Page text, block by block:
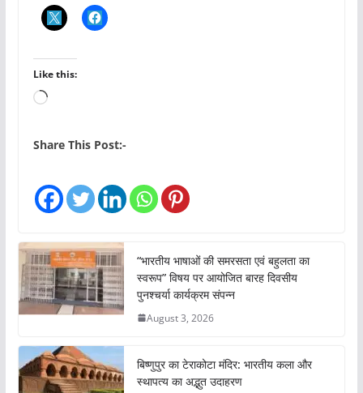
Like this:
L
a
n
…
Share This Post:-
“भारतीय भाषाओं की समरसता एवं बहुलता का
स्वरूप” विषय पर आयोजित बारह दिवसीय
पुनश्चर्या कार्यक्रम संपन्न
August 3, 2026
बिष्णुपुर का टेराकोटा मंदिर: भारतीय कला और
स्थापत्य का अद्भुत उदाहरण